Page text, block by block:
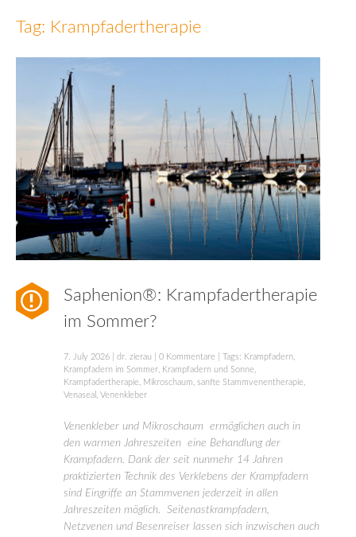
Inhalt
Tag: Krampfadertherapie
Saphenion®: Krampfadertherapie
im Sommer?
7. July 2026 dr. zierau 0 Kommentare | Tags: Krampfadern,
Krampfadern im Sommer, Krampfadern und Sonne,
Krampfadertherapie, Mikroschaum, sanfte Stammvenentherapie,
Venaseal , Venenkleber
Venenkleber und Mikroschaum ermöglichen auch in
den warmen Jahreszeiten eine Behandlung der
Krampfadern. Dank der seit nunmehr 14 Jahren
praktizierten Technik des Verklebens der Krampfadern
sind Eingriffe an Stammvenen jederzeit in allen
Jahreszeiten möglich. Seitenastkrampfadern,
Netzvenen und Besenreiser lassen sich inzwischen auch